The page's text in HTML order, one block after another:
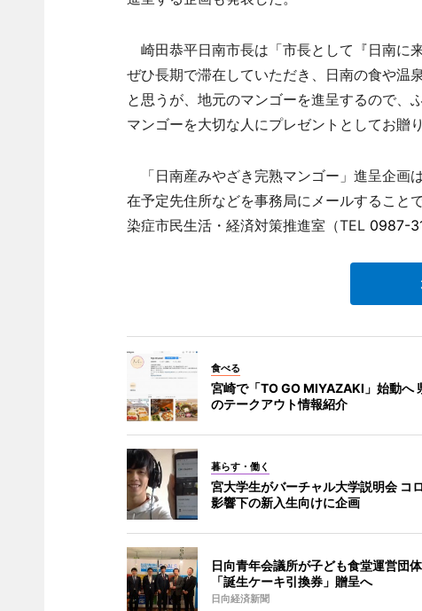
崎田恭平日南市長は「市長として『日南に
ぜひ長期で滞在していただき、日南の食や温
と思うが、地元のマンゴーを進呈するので、
マンゴーを大切な人にプレゼントとしてお贈
「日南産みやざき完熟マンゴー」進呈企画
在予定先住所などを事務局にメールすること
染症市民生活・経済対策推進室（TEL 0987-
食べる
宮崎で「TO GO MIYAZAKI」始動へ
のテークアウト情報紹介
暮らす・働く
宮大学生がバーチャル大学説明会 コ
影響下の新入生向けに企画
日向青年会議所が子ども食堂運営団
「誕生ケーキ引換券」贈呈へ
日向経済新聞